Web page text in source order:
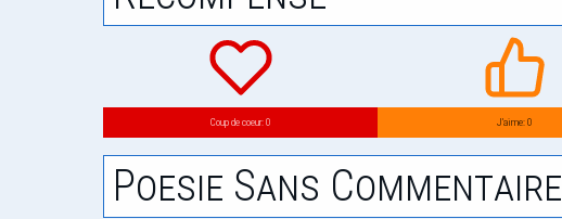
Coup de coeur: 0 J’aime: 0
Poesie Sans Commentaire